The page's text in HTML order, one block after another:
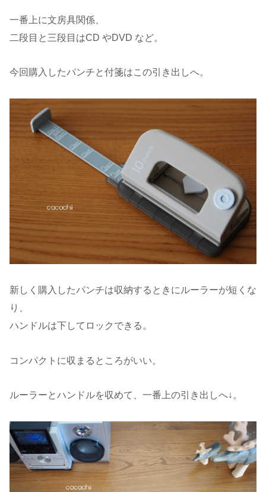
一番上に文房具関係、
二段目と三段目はCD やDVD など。
今回購入したパンチと付箋はこの引き出しへ。
新しく購入したパンチは収納するときにルーラーが短くな
り、
ハンドルは下してロックできる。
コンパクトに収まるところがいい。
ルーラーとハンドルを収めて、一番上の引き出しへ↓。